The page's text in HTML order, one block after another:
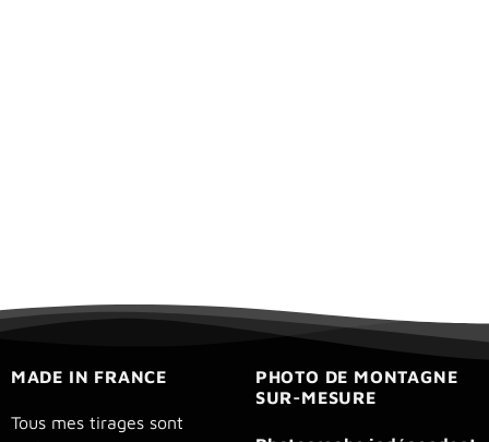
MADE IN FRANCE
Tous mes tirages sont
PHOTO DE MONTAGNE
SUR-MESURE